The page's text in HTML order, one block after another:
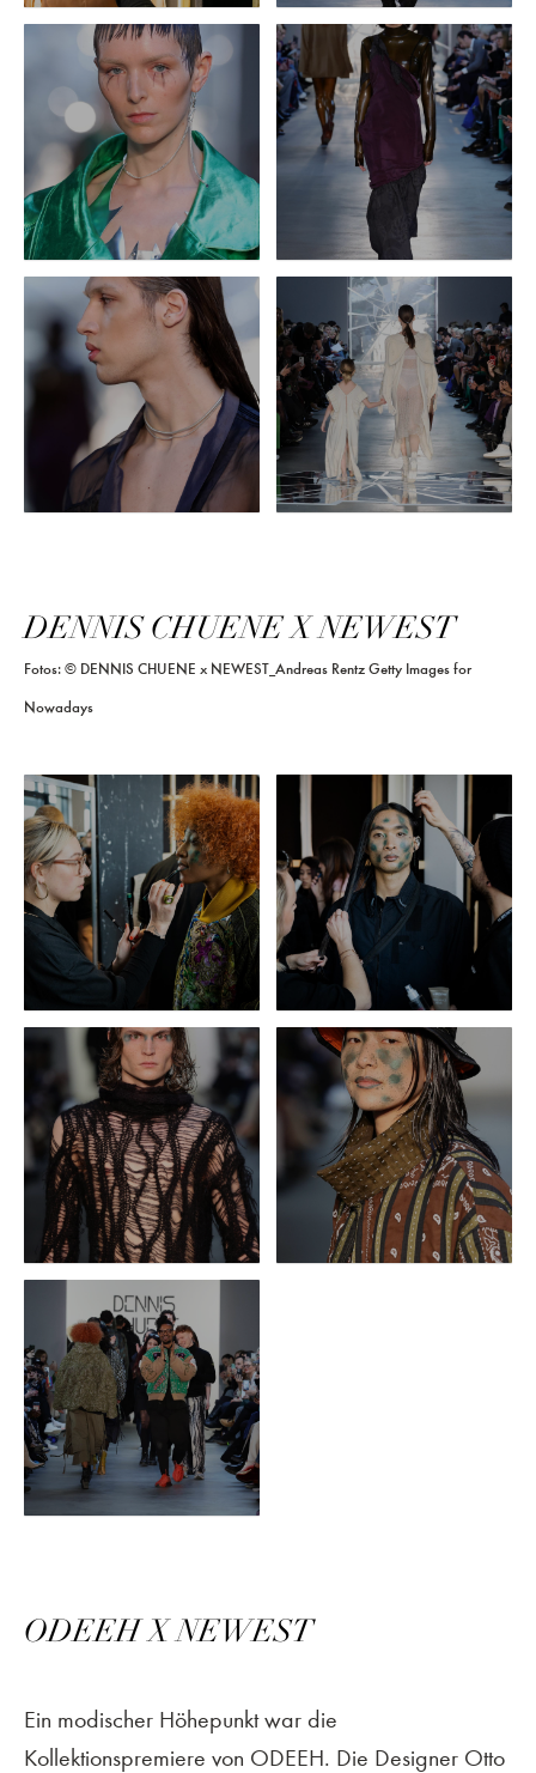
DENNIS CHUENE X NEWEST
Fotos: © DENNIS CHUENE x NEWEST_Andreas Rentz Getty Images for
Nowadays
ODEEH X NEWEST
Ein modischer Höhepunkt war die
Kollektionspremiere von ODEEH. Die Designer Otto